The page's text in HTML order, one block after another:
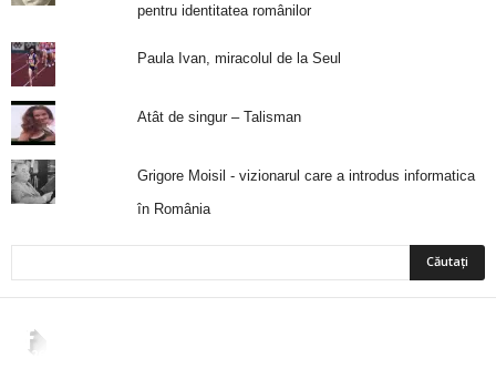
pentru identitatea românilor
Paula Ivan, miracolul de la Seul
Atât de singur – Talisman
Grigore Moisil - vizionarul care a introdus informatica
în România
2,265